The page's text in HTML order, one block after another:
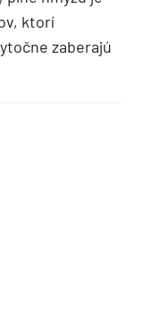
ktorí
zaberajú